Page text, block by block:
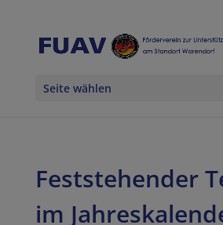
Seite wählen
Feststehender
im